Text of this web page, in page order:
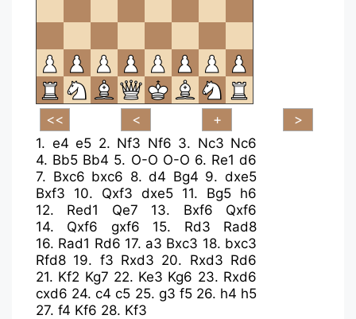
1. e4 e5 2. Nf3 Nf6 3. Nc3 Nc6
4. Bb5 Bb4 5. O-O O-O 6. Re1 d6
7. Bxc6 bxc6 8.d4 Bg4 9.dxe5
Bxf3
10. Qxf3 dxe5 11. Bg5 h6
12. Red1 Qe7 13. Bxf6
Qxf6
14. Qxf6 gxf6 15. Rd3
Rad8
16. Rad1 Rd6 17. a3 Bxc3 18. bxc3
Rfd8 19. f3 Rxd3 20. Rxd3 Rd6
21. Kf2 Kg7 22. Ke3 Kg6 23. Rxd6
cxd6 24.c4 c5 25. g3 f5 26. h4 h5
27. f4 Kf6 28. Kf3